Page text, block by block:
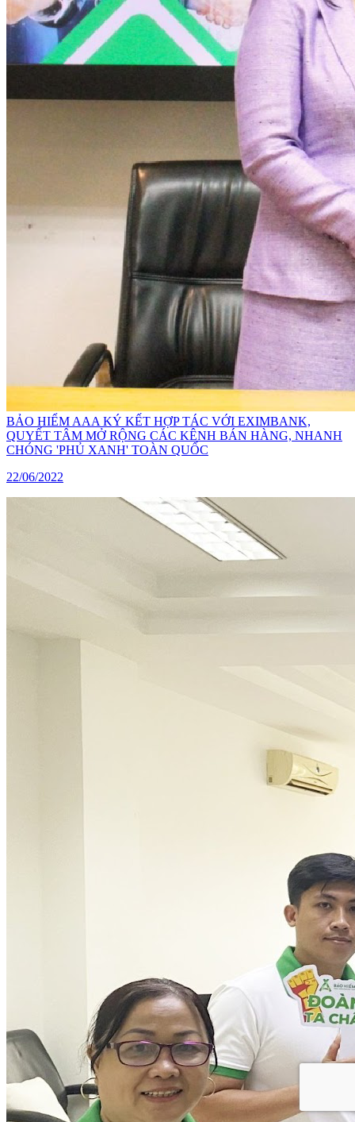
BẢO HIỂM AAA KÝ KẾT HỢP TÁC VỚI EXIMBANK,
QUYẾT TÂM MỞ RỘNG CÁC KÊNH BÁN HÀNG, NHANH
CHÓNG 'PHỦ XANH' TOÀN QUỐC
22/06/2022